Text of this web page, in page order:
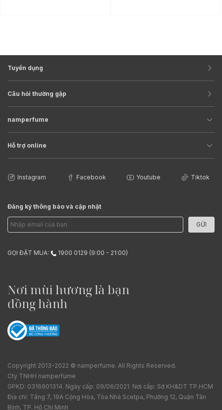
Tuyển dụng
Câu hỏi thường gặp
namperfume
Hỗ trợ online
Instagram Facebook Youtube Tiktok
Đăng ký thông báo và cập nhật
GỬI
GỌI ĐẶT MUA: 1900 0129 (9:00 - 21:00)
Nơi mùi hương là bạn
đồng hành
Copyright 2013-2022 © namperfume. All Rights Reserved.
Cty TNHH namperfume
GPKD: 0316901314. Ngày cấp: 09/06/2021. Nơi cấp: Sở KH&DT TP.HCM
Địa chỉ: Tầng 7, 19A Cộng Hòa, Tòa Nhà Scetpa, Phường 12, Quận Tân
Bình, TP. Hồ Chí Minh